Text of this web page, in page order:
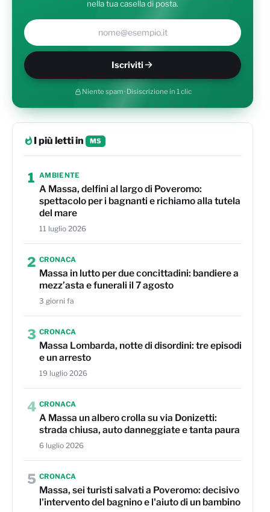
nella tua casella di posta.
Il tuo indirizzo e-mail
Iscriviti
Niente spam · Disiscrizione in 1 clic
I più letti in MS
1 AMBIENTE
A Massa, delfini al largo di Poveromo:
spettacolo per i bagnanti e richiamo alla tutela
del mare
11 luglio 2026
2 CRONACA
Massa in lutto per due concittadini: bandiere a
mezz’asta e funerali il 7 agosto
3 giorni fa
3 CRONACA
Massa Lombarda, notte di disordini: tre episodi
e un arresto
19 luglio 2026
4 CRONACA
A Massa un albero crolla su via Donizetti:
strada chiusa, auto danneggiate e tanta paura
6 luglio 2026
5 CRONACA
Massa, sei turisti salvati a Poveromo: decisivo
l'intervento del bagnino e l'aiuto di un bambino